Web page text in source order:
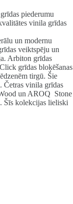
piederumu
vinila grīdas
un modernu
veiktspēju un
Arbiton grīdas
grīdas bloķēšanas
tirgū. Šie
Četras vinila grīdas
un AROQ Stone
Šīs kolekcijas lieliski